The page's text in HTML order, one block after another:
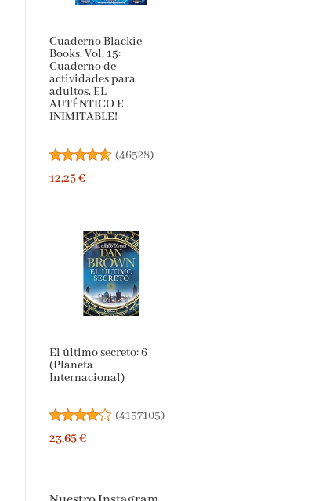
Cuaderno Blackie
Books. Vol. 15:
Cuaderno de
actividades para
adultos. EL
AUTÉNTICO E
INIMITABLE!
(46528)
12,25 €
El último secreto: 6
(Planeta
Internacional)
(4157105)
23,65 €